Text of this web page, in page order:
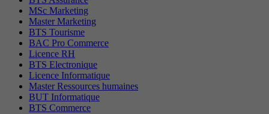
MSc Marketing
Master Marketing
BTS Tourisme
BAC Pro Commerce
Licence RH
BTS Electronique
Licence Informatique
Master Ressources humaines
BUT Informatique
BTS Commerce